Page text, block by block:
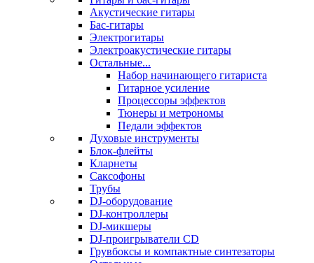
Акустические гитары
Бас-гитары
Электрогитары
Электроакустические гитары
Остальные...
Набор начинающего гитариста
Гитарное усиление
Процессоры эффектов
Тюнеры и метрономы
Педали эффектов
Духовые инструменты
Блок-флейты
Кларнеты
Саксофоны
Трубы
DJ-оборудование
DJ-контроллеры
DJ-микшеры
DJ-проигрыватели CD
Грувбоксы и компактные синтезаторы